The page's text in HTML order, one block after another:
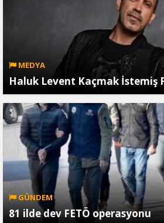
MEDYA
Haluk Levent Kaçmak İstemiş
GÜNDEM
81 ilde dev FETÖ operasyonu